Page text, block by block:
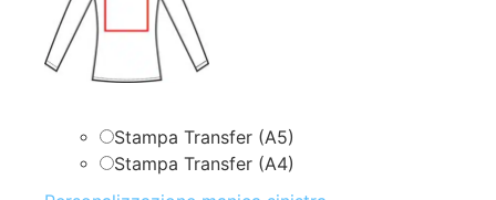
Stampa Transfer (A5)
Stampa Transfer (A4)